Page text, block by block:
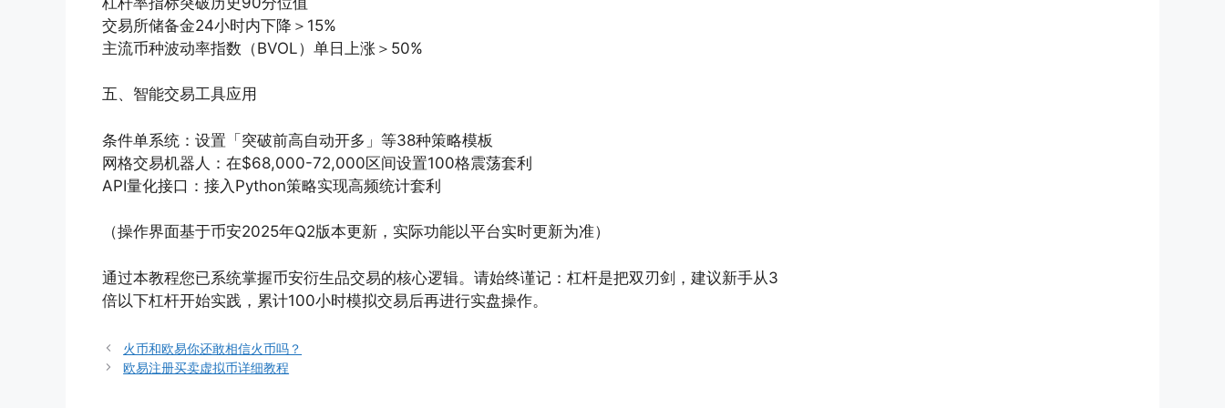
交易所储备金24小时内下降＞15%
主流币种波动率指数（BVOL）单日上涨＞50%
五、智能交易工具应用
条件单系统：设置「突破前高自动开多」等38种策略模板
网格交易机器人：在$68,000-72,000区间设置100格震荡套利
API量化接口：接入Python策略实现高频统计套利
（操作界面基于币安2025年Q2版本更新，实际功能以平台实时更新为准）
通过本教程您已系统掌握币安衍生品交易的核心逻辑。请始终谨记：杠杆是把双刃剑，建议新手从3
倍以下杠杆开始实践，累计100小时模拟交易后再进行实盘操作。
火币和欧易你还敢相信火币吗？
欧易注册买卖虚拟币详细教程